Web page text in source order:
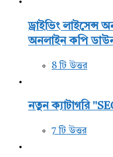
ড্রাইভিং লাইসেন্স
অনলাইন কপি
8 টি উত্তর
নতুন ক্যাটাগরি
7 টি উত্তর